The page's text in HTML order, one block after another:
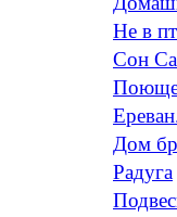
Не в
Сон
Дом
Радуга